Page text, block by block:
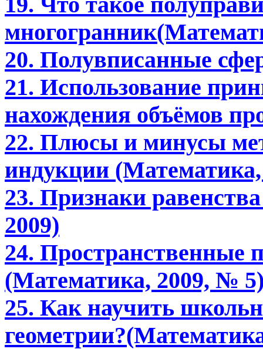
20. Полувписанные
21. Использование
нахождения объёмов
22. Плюсы и минусы
индукции (Математика,
23. Признаки
2009)
24. Пространственные
(Математика, 2009, №
25. Как научить